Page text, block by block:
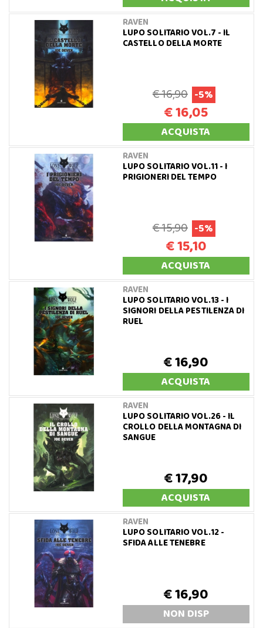
RAVEN
LUPO SOLITARIO VOL.7 - IL
CASTELLO DELLA MORTE
€ 16,90 -5%
€ 16,05
ACQUISTA
RAVEN
LUPO SOLITARIO VOL.11 - I
PRIGIONERI DEL TEMPO
€ 15,90 -5%
€ 15,10
ACQUISTA
RAVEN
LUPO SOLITARIO VOL.13 - I
SIGNORI DELLA PESTILENZA DI
RUEL
€ 16,90
ACQUISTA
RAVEN
LUPO SOLITARIO VOL.26 - IL
CROLLO DELLA MONTAGNA DI
SANGUE
€ 17,90
ACQUISTA
RAVEN
LUPO SOLITARIO VOL.12 -
SFIDA ALLE TENEBRE
€ 16,90
NON DISP